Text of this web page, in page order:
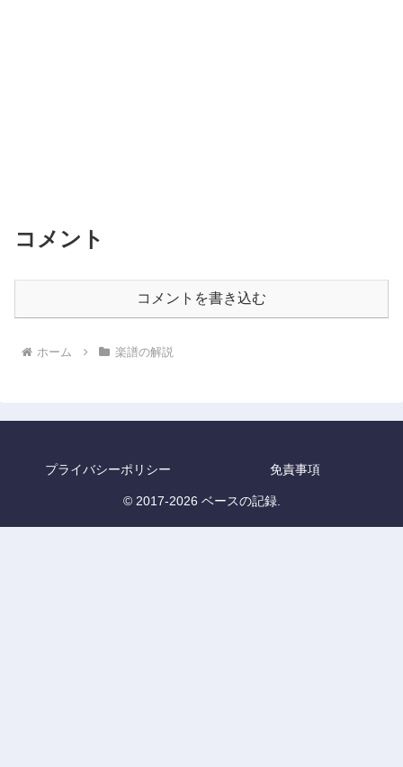
コメント
コメントを書き込む
ホーム 楽譜の解説
プライバシーポリシー 免責事項
© 2017-2026 ベースの記録.